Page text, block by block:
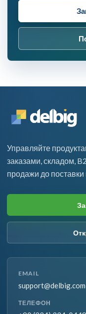
Управляйте
заказами, складом,
продажи до
EMAIL
support@delbig.com
ТЕЛЕФОН